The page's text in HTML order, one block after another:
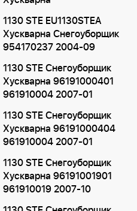
1130 STE EU1130STEA
Хускварна Снегоуборщик
954170237 2004-09
1130 STE Снегоуборщик
Хускварна 96191000401
961910004 2007-01
1130 STE Снегоуборщик
Хускварна 96191000404
961910004 2007-01
1130 STE Снегоуборщик
Хускварна 96191001901
961910019 2007-10